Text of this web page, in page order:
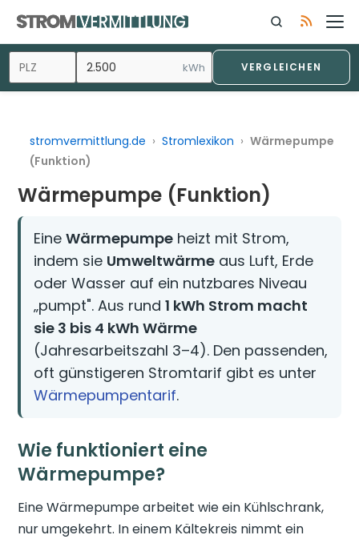
Inhalt
springen
kWh VERGLEICHEN
stromvermittlung.de › Stromlexikon › Wärmepumpe
(Funktion)
Wärmepumpe (Funktion)
EineWärmepumpe heizt mit Strom,
indem sie Umweltwärme aus Luft, Erde
oder Wasser auf ein nutzbares Niveau
„pumpt". Aus rund1 kWh Strom macht
sie 3 bis 4 kWh Wärme
(Jahresarbeitszahl 3–4). Den passenden,
oft günstigeren Stromtarif gibt es unter
Wärmepumpentarif.
Wie funktioniert eine
Wärmepumpe?
Eine Wärmepumpe arbeitet wie ein Kühlschrank,
nur umgekehrt. In einem Kältekreis nimmt ein